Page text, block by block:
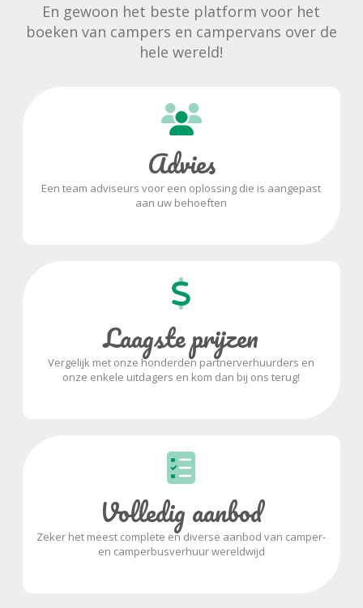
En gewoon het beste platform voor het
boeken van campers en campervans over de
hele wereld!
Advies
Een team adviseurs voor een oplossing die is aangepast
aan uw behoeften
Laagste prijzen
Vergelijk met onze honderden partnerverhuurders en
onze enkele uitdagers en kom dan bij ons terug!
Volledig aanbod
Zeker het meest complete en diverse aanbod van camper-
en camperbusverhuur wereldwijd